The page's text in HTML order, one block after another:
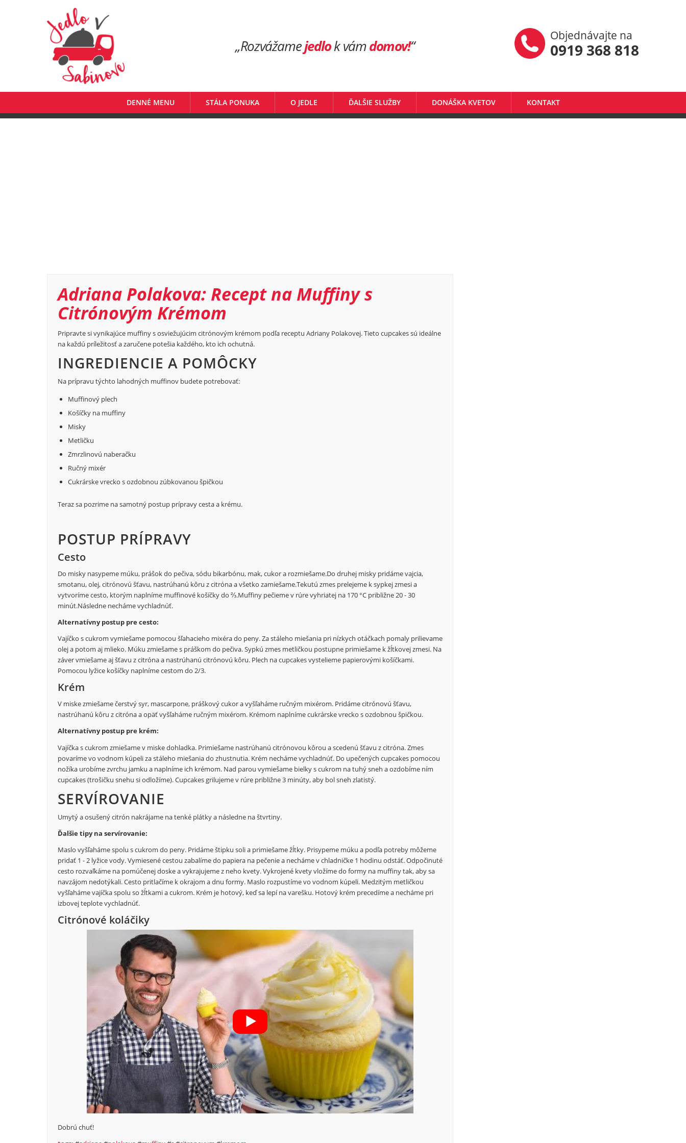
„Rozvážamejedlok vámdomov!“
Objednávajte na
0919 368 818
DENNÉ MENU STÁLA PONUKA O JEDLE ĎALŠIE SLUŽBY DONÁŠKA KVETOV KONTAKT
Adriana Polakova: Recept na Muffiny s
Citrónovým Krémom
Pripravte si vynikajúce muffiny s osviežujúcim citrónovým krémom podľa receptu Adriany Polakovej. Tieto cupcakes sú ideálne
na každú príležitosť a zaručene potešia každého, kto ich ochutná.
INGREDIENCIE A POMÔCKY
Na prípravu týchto lahodných muffinov budete potrebovať:
Muffinový plech
Košíčky na muffiny
Misky
Metličku
Zmrzlinovú naberačku
Ručný mixér
Cukrárske vrecko s ozdobnou zúbkovanou špičkou
Teraz sa pozrime na samotný postup prípravy cesta a krému.
POSTUP PRÍPRAVY
Cesto
Do misky nasypeme múku, prášok do pečiva, sódu bikarbónu, mak, cukor a rozmiešame.Do druhej misky pridáme vajcia,
smotanu, olej, citrónovú šťavu, nastrúhanú kôru z citróna a všetko zamiešame.Tekutú zmes prelejeme k sypkej zmesi a
vytvoríme cesto, ktorým naplníme muffinové košíčky do ⅔.Muffiny pečieme v rúre vyhriatej na 170 °C približne 20 - 30
minút.Následne necháme vychladnúť.
Alternatívny postup pre cesto:
Vajíčko s cukrom vymiešame pomocou šľahacieho mixéra do peny. Za stáleho miešania pri nízkych otáčkach pomaly prilievame
olej a potom aj mlieko. Múku zmiešame s práškom do pečiva. Sypkú zmes metličkou postupne primiešame k žĺtkovej zmesi. Na
záver vmiešame aj šťavu z citróna a nastrúhanú citrónovú kôru. Plech na cupcakes vystelieme papierovými košíčkami.
Pomocou lyžice košíčky naplníme cestom do 2/3.
Krém
V miske zmiešame čerstvý syr, mascarpone, práškový cukor a vyšľaháme ručným mixérom. Pridáme citrónovú šťavu,
nastrúhanú kôru z citróna a opäť vyšľaháme ručným mixérom. Krémom naplníme cukrárske vrecko s ozdobnou špičkou.
Alternatívny postup pre krém:
Vajíčka s cukrom zmiešame v miske dohladka. Primiešame nastrúhanú citrónovou kôrou a scedenú šťavu z citróna. Zmes
povaríme vo vodnom kúpeli za stáleho miešania do zhustnutia. Krém necháme vychladnúť. Do upečených cupcakes pomocou
nožíka urobíme zvrchu jamku a naplníme ich krémom. Nad parou vymiešame bielky s cukrom na tuhý sneh a ozdobíme ním
cupcakes (trošičku snehu si odložíme). Cupcakes grilujeme v rúre približne 3 minúty, aby bol sneh zlatistý.
SERVÍROVANIE
Umytý a osušený citrón nakrájame na tenké plátky a následne na štvrtiny.
Ďalšie tipy na servírovanie:
Maslo vyšľaháme spolu s cukrom do peny. Pridáme štipku soli a primiešame žĺtky. Prisypeme múku a podľa potreby môžeme
pridať 1 - 2 lyžice vody. Vymiesené cestou zabalíme do papiera na pečenie a necháme v chladničke 1 hodinu odstáť. Odpočinuté
cesto rozvaľkáme na pomúčenej doske a vykrajujeme z neho kvety. Vykrojené kvety vložíme do formy na muffiny tak, aby sa
navzájom nedotýkali. Cesto pritlačíme k okrajom a dnu formy. Maslo rozpustíme vo vodnom kúpeli. Medzitým metličkou
vyšľaháme vajíčka spolu so žĺtkami a cukrom. Krém je hotový, keď sa lepí na varešku. Hotový krém precedíme a necháme pri
izbovej teplote vychladnúť.
Citrónové koláčiky
Dobrú chuť!